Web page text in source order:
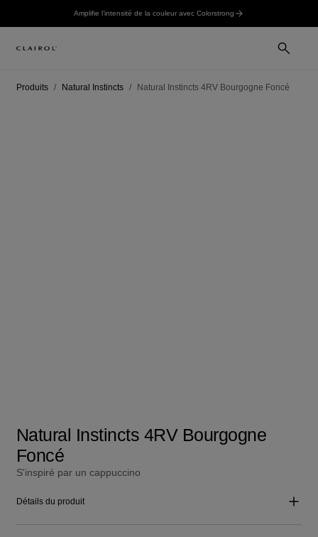
Amplifie l’intensité de la couleur avec Colorstrong
Produits Natural Instincts Natural Instincts 4RV Bourgogne Foncé
Natural Instincts 4RV Bourgogne
Foncé
S'inspiré par un cappuccino
Détails du produit